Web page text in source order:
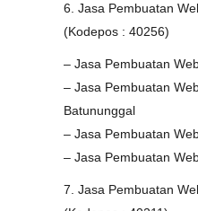
6. Jasa Pembuatan
(Kodepos : 40256)
– Jasa Pembuatan
– Jasa Pembuatan
Batununggal
– Jasa Pembuatan
– Jasa Pembuatan
7. Jasa Pembuatan